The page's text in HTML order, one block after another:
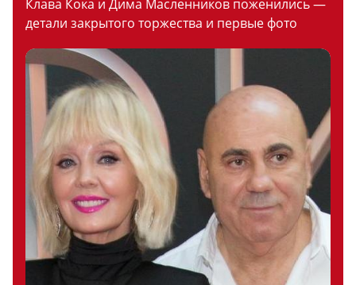
Клава Кока и Дима Масленников поженились —
детали закрытого торжества и первые фото